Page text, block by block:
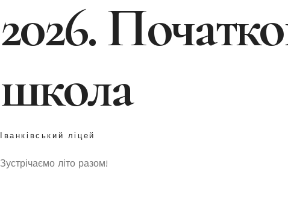
2026.
школа
Іванківський ліцей
Зустрічаємо літо разом!